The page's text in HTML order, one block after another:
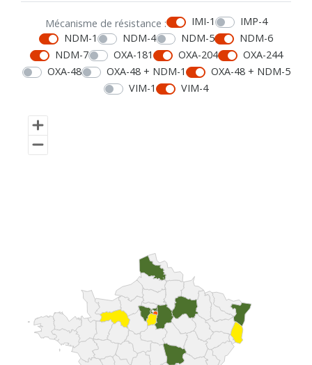
Mécanisme de résistance : IMI-1
IMP-4
NDM-1
NDM-4 NDM-5
NDM-6
NDM-7
OXA-181 OXA-204
OXA-244
OXA-48
OXA-48 + NDM-1
OXA-48 + NDM-5
VIM-1
VIM-4